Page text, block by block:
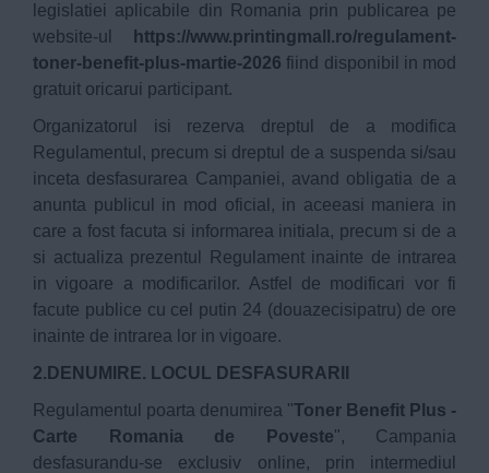
legislatiei aplicabile din Romania prin publicarea pe
website-ul
https://www.printingmall.ro/regulament-
toner-benefit-plus-martie-2026 fiind disponibil in mod
gratuit oricarui participant.
Organizatorul isi rezerva dreptul de a modifica
Regulamentul, precum si dreptul de a suspenda si/sau
inceta desfasurarea Campaniei, avand obligatia de a
anunta publicul in mod oficial, in aceeasi maniera in
care a fost facuta si informarea initiala, precum si de a
si actualiza prezentul Regulament inainte de intrarea
in vigoare a modificarilor. Astfel de modificari vor fi
facute publice cu cel putin 24 (douazecisipatru) de ore
inainte de intrarea lor in vigoare.
2.DENUMIRE. LOCUL DESFASURARII
Regulamentul poarta denumirea "Toner Benefit Plus -
Carte Romania de Poveste", Campania
desfasurandu-se exclusiv online, prin intermediul